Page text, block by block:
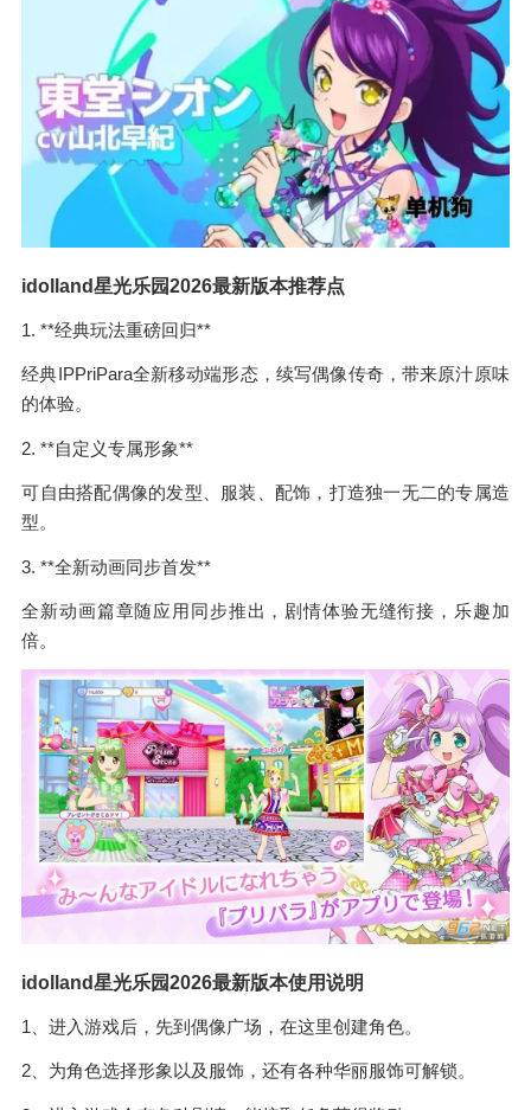
idolland星光乐园2026最新版本推荐点
1. **经典玩法重磅回归**
经典IPPriPara全新移动端形态，续写偶像传奇，带来原汁原味
的体验。
2. **自定义专属形象**
可自由搭配偶像的发型、服装、配饰，打造独一无二的专属造
型。
3. **全新动画同步首发**
全新动画篇章随应用同步推出，剧情体验无缝衔接，乐趣加
倍。
idolland星光乐园2026最新版本使用说明
1、进入游戏后，先到偶像广场，在这里创建角色。
2、为角色选择形象以及服饰，还有各种华丽服饰可解锁。